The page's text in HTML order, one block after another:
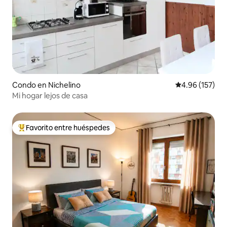
Condo en Nichelino Calificación
4.96 (157)
Mi hogar lejos de casa
Favorito entre huéspedes preferido
Favorito entre huéspedes